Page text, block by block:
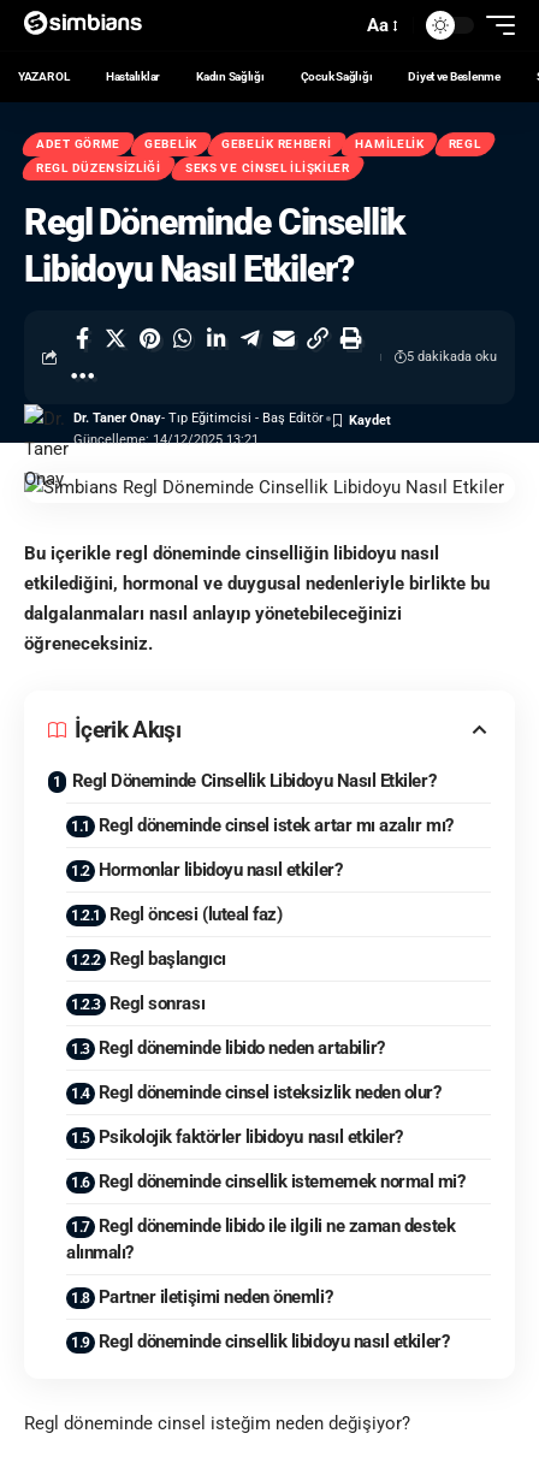
Aa
YAZAR OL Hastalıklar Kadın Sağlığı Çocuk Sağlığı Diyet ve Beslenme
ADET GÖRME GEBELIK GEBELIK REHBERI HAMILELIK
REGL
REGL DÜZENSIZLIĞI
SEKS VE CINSEL İLIŞKILER
Regl Döneminde Cinsellik
Libidoyu Nasıl Etkiler?
Güncelleme: 14/12/2025 13:21
Dr. Taner Onay- Tıp Eğitimcisi - Baş Editör
5 dakikada oku
Bu içerikle regl döneminde cinselliğin libidoyu nasıl
etkilediğini, hormonal ve duygusal nedenleriyle birlikte bu
dalgalanmaları nasıl anlayıp yönetebileceğinizi
öğreneceksiniz.
İçerik Akışı
Regl Döneminde Cinsellik Libidoyu Nasıl Etkiler?
Regl döneminde cinsel istek artar mı azalır mı?
Hormonlar libidoyu nasıl etkiler?
Regl öncesi (luteal faz)
Regl başlangıcı
Regl sonrası
Regl döneminde libido neden artabilir?
Regl döneminde cinsel isteksizlik neden olur?
Psikolojik faktörler libidoyu nasıl etkiler?
Regl döneminde cinsellik istememek normal mi?
Regl döneminde libido ile ilgili ne zaman destek
alınmalı?
Partner iletişimi neden önemli?
Regl döneminde cinsellik libidoyu nasıl etkiler?
Regl döneminde cinsel isteğim neden değişiyor?